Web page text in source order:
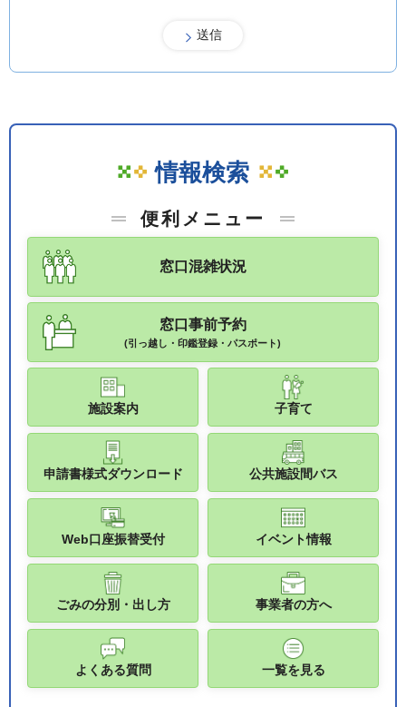
情報検索
便利メニュー
窓口混雑状況
窓口事前予約
(引っ越し・印鑑登録・パスポート)
施設案内 子育て
申請書様式ダウンロード 公共施設間バス
Web口座振替受付 イベント情報
ごみの分別・出し方 事業者の方へ
よくある質問 一覧を見る